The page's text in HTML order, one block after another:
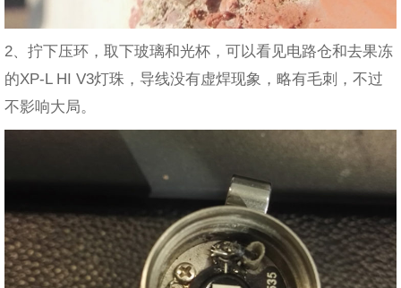
2、拧下压环，取下玻璃和光杯，可以看见电路仓和去果冻
的XP-L HI V3灯珠，导线没有虚焊现象，略有毛刺，不过
不影响大局。